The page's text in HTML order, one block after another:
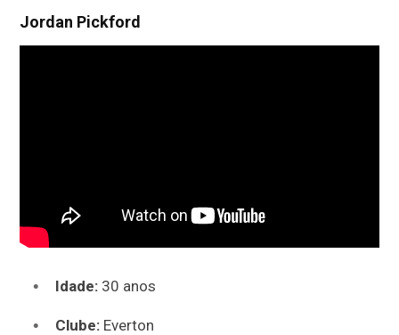
Jordan Pickford
Idade: 30 anos
Clube: Everton